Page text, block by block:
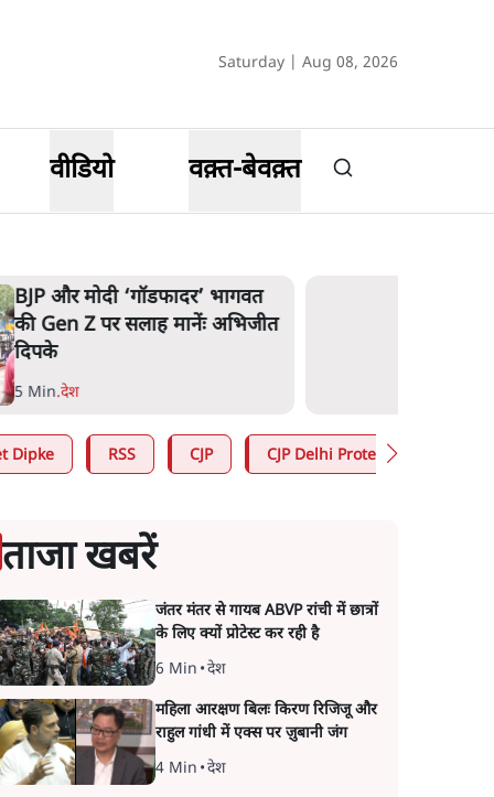
Saturday | Aug 08, 2026
वीडियो वक़्त-बेवक़्त
BJP और मोदी ‘गॉडफादर’ भागवत
की Gen Z पर सलाह मानेंः अभिजीत
दिपके
5 Min.देश
Dipke RSS CJP CJP Delhi Protest
ताजा खबरें
जंतर मंतर से गायब ABVP रांची में छात्रों
के लिए क्यों प्रोटेस्ट कर रही है
6 Min •देश
महिला आरक्षण बिलः किरण रिजिजू और
राहुल गांधी में एक्स पर ज़ुबानी जंग
4 Min •देश